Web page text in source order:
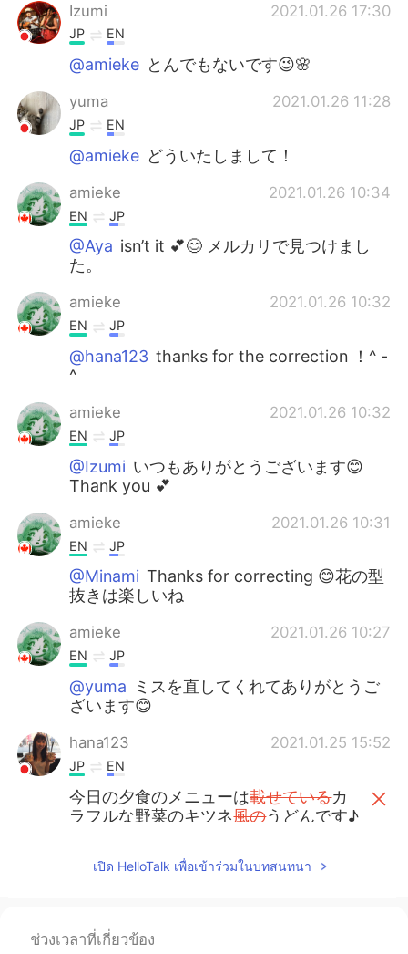
Izumi
2021.01.26 17:30
JP EN
@amieke とんでもないです😉🌸
yuma 2021.01.26 11:28
JP EN
@amieke どういたしまして！
amieke 2021.01.26 10:34
EN JP
@Aya isn’t it 💕😊 メルカリで見つけまし
た。
amieke 2021.01.26 10:32
EN JP
@hana123 thanks for the correction ！^ -
^
amieke 2021.01.26 10:32
EN JP
@Izumi いつもありがとうございます😊
Thank you 💕
amieke 2021.01.26 10:31
EN JP
@Minami Thanks for correcting 😊花の型
抜きは楽しいね
amieke 2021.01.26 10:27
EN JP
@yuma
ミスを直してくれてありがとうご
ざいます😊
hana123 2021.01.25 15:52
JP EN
今日の夕食のメニューは載せているカ
ラフルな野菜のキツネ風のうどんです♪
がのったキツネうどんです♪
ので、写真を撮って
เปิด HelloTalk เพื่อเข้าร่วมในบทสนทนา
ช่วงเวลาที่เกี่ยวข้อง